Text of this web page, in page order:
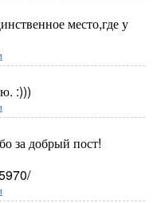
место,где у
:)))
за добрый пост!